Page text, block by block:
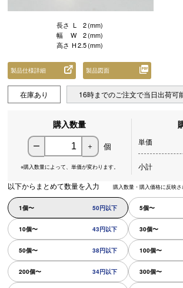
長さ L 2(mm)
幅
W 2(mm)
高さ H2.5(mm)
製品仕様詳細 製品図面
在庫あり 16時までのご注文で当日出荷可
購入数量
ー ＋ 個
※購入数量によって、 単価が変わります。
単価
小計
以下からまとめて数量を入力 購入数量・購入価格に反映
1個〜 50円以下 5個〜
10個〜 43円以下 30個〜
50個〜 38円以下 100個〜
200個〜 34円以下 300個〜